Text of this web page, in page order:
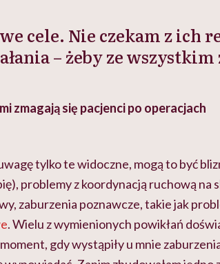
cele. Nie czekam z ich
– żeby ze wszystkim
zmagają się pacjenci po operacjach
tylko te widoczne, mogą to być
problemy z koordynacją ruchową na
zaburzenia poznawcze, takie jak
. Wielu z wymienionych powikłań
gdy wystąpiły u mnie